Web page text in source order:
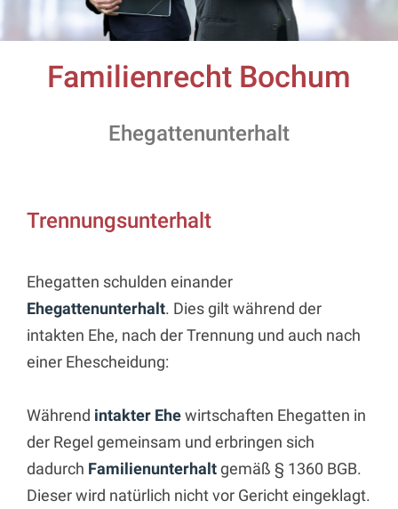
Familienrecht Bochum
Ehegattenunterhalt
Trennungsunterhalt
Ehegatten schulden einander
Ehegattenunterhalt. Dies gilt während der
intakten Ehe, nach der Trennung und auch nach
einer Ehescheidung:
Während intakter Ehewirtschaften Ehegatten in
der Regel gemeinsam und erbringen sich
dadurch Familienunterhaltgemäß § 1360 BGB.
Dieser wird natürlich nicht vor Gericht eingeklagt.